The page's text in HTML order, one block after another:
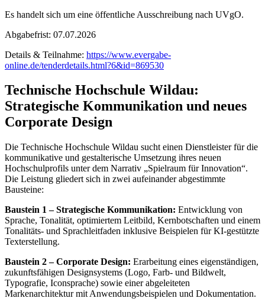
Es handelt sich um eine öffentliche Ausschreibung nach UVgO.
Abgabefrist: 07.07.2026
Details & Teilnahme: https://www.evergabe-
online.de/tenderdetails.html?6&id=869530
Technische Hochschule Wildau:
Strategische Kommunikation und neues
Corporate Design
Die Technische Hochschule Wildau sucht einen Dienstleister für die
kommunikative und gestalterische Umsetzung ihres neuen
Hochschulprofils unter dem Narrativ „Spielraum für Innovation“.
Die Leistung gliedert sich in zwei aufeinander abgestimmte
Bausteine:
Baustein 1 – Strategische Kommunikation: Entwicklung von
Sprache, Tonalität, optimiertem Leitbild, Kernbotschaften und einem
Tonalitäts- und Sprachleitfaden inklusive Beispielen für KI-gestützte
Texterstellung.
Baustein 2 – Corporate Design: Erarbeitung eines eigenständigen,
zukunftsfähigen Designsystems (Logo, Farb- und Bildwelt,
Typografie, Iconsprache) sowie einer abgeleiteten
Markenarchitektur mit Anwendungsbeispielen und Dokumentation.